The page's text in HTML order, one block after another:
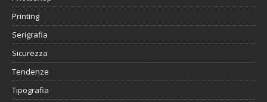
Printing
Serigrafia
Sicurezza
Tendenze
Tipografia